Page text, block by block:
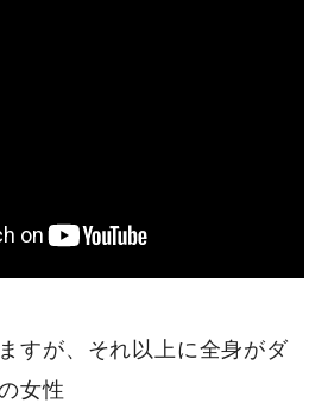
すが、それ以上に全身がダ
女性